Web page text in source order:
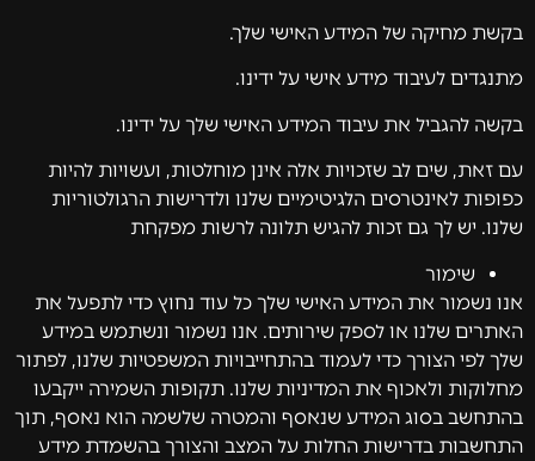
בקשת מחיקה של המידע האישי שלך.
מתנגדים לעיבוד מידע אישי על ידינו.
בקשה להגביל את עיבוד המידע האישי שלך על ידינו.
עם זאת, שים לב שזכויות אלה אינן מוחלטות, ועשויות להיות
כפופות לאינטרסים הלגיטימיים שלנו ולדרישות הרגולטוריות
שלנו. יש לך גם זכות להגיש תלונה לרשות מפקחת
שימור
אנו נשמור את המידע האישי שלך כל עוד נחוץ כדי לתפעל את
האתרים שלנו או לספק שירותים. אנו נשמור ונשתמש במידע
שלך לפי הצורך כדי לעמוד בהתחייבויות המשפטיות שלנו, לפתור
מחלוקות ולאכוף את המדיניות שלנו. תקופות השמירה ייקבעו
בהתחשב בסוג המידע שנאסף והמטרה שלשמה הוא נאסף, תוך
התחשבות בדרישות החלות על המצב והצורך בהשמדת מידע